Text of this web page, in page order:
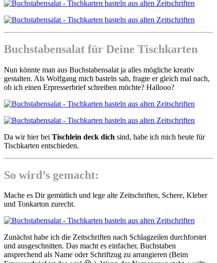
Buchstabensalat für Deine Tischkarten
Nun könnte man aus Buchstabensalat ja alles mögliche kreativ
gestalten. Als Wolfgang mich basteln sah, fragte er gleich mal nach,
ob ich einen Erpresserbrief schreiben möchte? Hallooo?
Da wir hier bei Tischlein deck dich sind, habe ich mich heute für
Tischkarten entschieden.
So wird’s gemacht:
Mache es Dir gemütlich und lege alte Zeitschriften, Schere, Kleber
und Tonkarton zurecht.
Zunächst habe ich die Zeitschriften nach Schlagzeilen durchforstet
und ausgeschnitten. Das macht es einfacher, Buchstaben
ansprechend als Name oder Schriftzug zu arrangieren (Beim